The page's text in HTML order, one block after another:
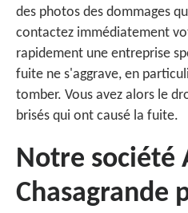
des photos des dommages
contactez immédiatement
rapidement une entreprise
fuite ne s'aggrave, en
tomber. Vous avez alors le
brisés qui ont causé la fuite.
Notre société
Chasagrande